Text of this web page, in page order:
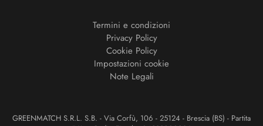
Termini e condizioni
Privacy Policy
Cookie Policy
Impostazioni cookie
Note Legali
GREENMATCH S.R.L. S.B. - Via Corfù, 106 - 25124 - Brescia (BS) - Partita